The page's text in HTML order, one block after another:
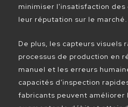
minimiser l'insatisfaction
leur réputation sur le marché.
De plus, les capteurs visuels
processus de production en
manuel et les erreurs
capacités d’inspection
fabricants peuvent améliorer